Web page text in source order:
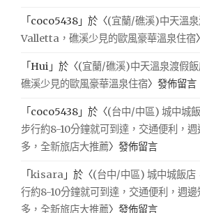
「 coco5438 」於〈(宜蘭/礁溪)中天溫
Valletta，礁溪少見的歐風豪華溫泉住宿
「Hui 」於〈(宜蘭/礁溪)中天溫泉渡假
礁溪少見的歐風豪華溫泉住宿〉發佈留言
「 coco5438 」於〈(台中/中區) 城中城
步行約8-10分鐘就可到達，交通便利，
多，全新旅店大推薦〉發佈留言
「kisara 」於〈(台中/中區) 城中城飯店
行約8-10分鐘就可到達，交通便利，週
多，全新旅店大推薦〉發佈留言